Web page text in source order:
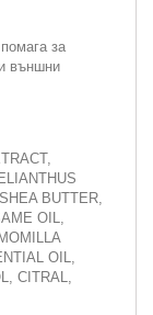
за
външни
BUTTER,
OIL,
OIL,
CITRAL,